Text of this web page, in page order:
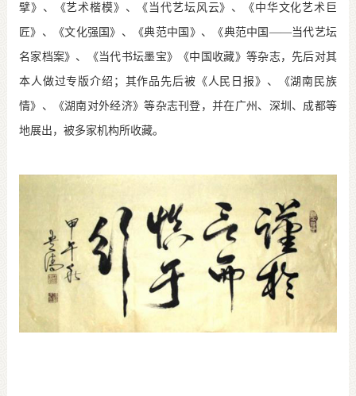
擘》、《艺术楷模》、《当代艺坛风云》、《中华文化艺术巨
匠》、《文化强国》、《典范中国》、《典范中国——当代艺坛
名家档案》、《当代书坛墨宝》《中国收藏》等杂志，先后对其
本人做过专版介绍；其作品先后被《人民日报》、《湖南民族
情》、《湖南对外经济》等杂志刊登，并在广州、深圳、成都等
地展出，被多家机构所收藏。